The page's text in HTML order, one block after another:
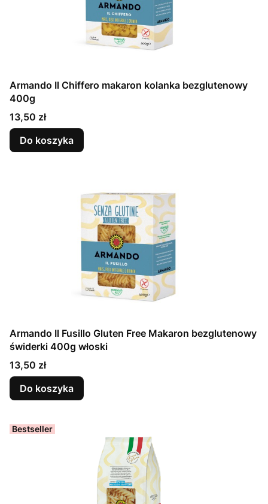
Armando Il Chiffero makaron kolanka bezglutenowy
400g
Cena
13,50 zł
Do koszyka
Armando Il Fusillo Gluten Free Makaron bezglutenowy
świderki 400g włoski
Cena
13,50 zł
Do koszyka
Bestseller